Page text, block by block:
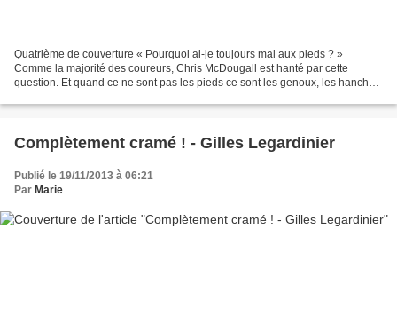
Quatrième de couverture « Pourquoi ai-je toujours mal aux pieds ? »
Comme la majorité des coureurs, Chris McDougall est hanté par cette
question. Et quand ce ne sont pas les pieds ce sont les genoux, les hanches,
Complètement cramé ! - Gilles Legardinier
Publié le 19/11/2013 à 06:21
Par Marie